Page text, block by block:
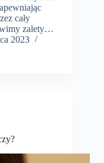
cały
zalety…
2023